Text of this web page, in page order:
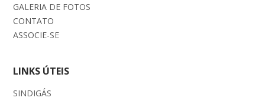
GALERIA DE FOTOS
CONTATO
ASSOCIE-SE
LINKS ÚTEIS
SINDIGÁS